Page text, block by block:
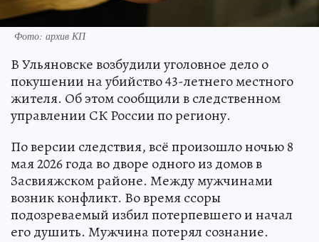
Фото: архив КП
В Ульяновске возбудили уголовное дело о
покушении на убийство 43-летнего местного
жителя. Об этом сообщили в следственном
управлении СК России по региону.
По версии следствия, всё произошло ночью 8
мая 2026 года во дворе одного из домов в
Засвияжском районе. Между мужчинами
возник конфликт. Во время ссоры
подозреваемый избил потерпевшего и начал
его душить. Мужчина потерял сознание.